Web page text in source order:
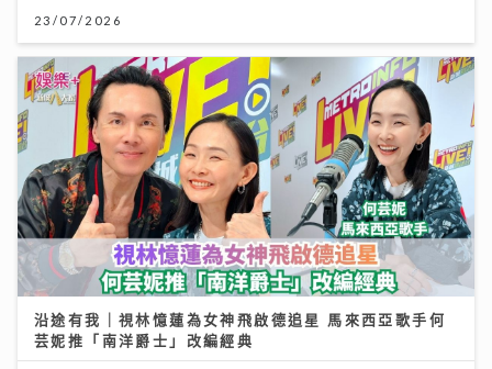
23/07/2026
沿途有我｜視林憶蓮為女神飛啟德追星 馬來西亞歌手何
芸妮推「南洋爵士」改編經典